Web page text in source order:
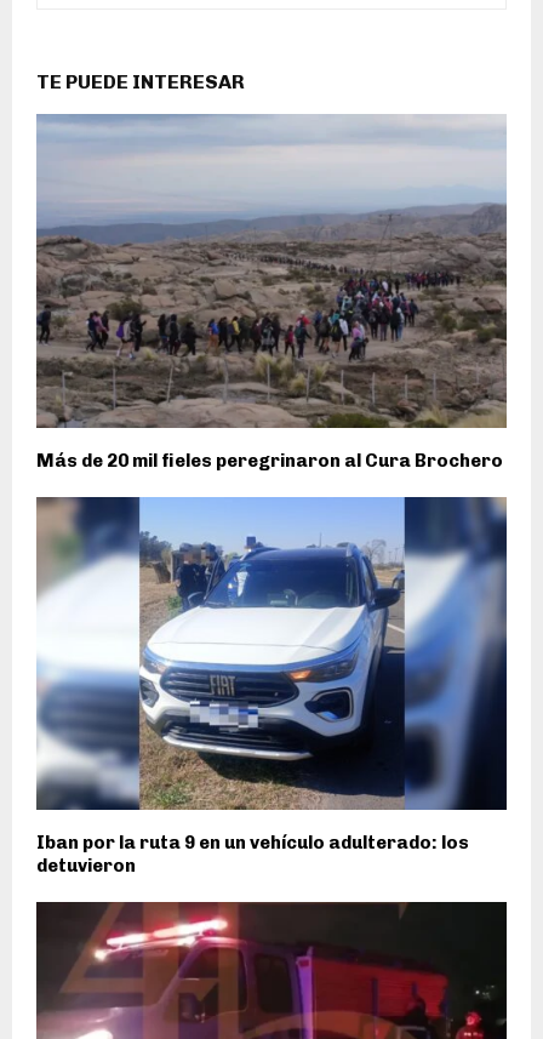
TE PUEDE INTERESAR
Más de 20 mil fieles peregrinaron al Cura Brochero
Iban por la ruta 9 en un vehículo adulterado: los
detuvieron